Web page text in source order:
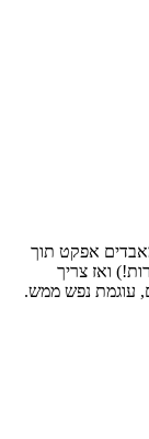
אפקט תוך
ואז צריך
עוגמת נפש ממש.